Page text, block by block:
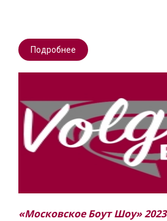
Подробнее
«Московское Боут Шоу» 2023